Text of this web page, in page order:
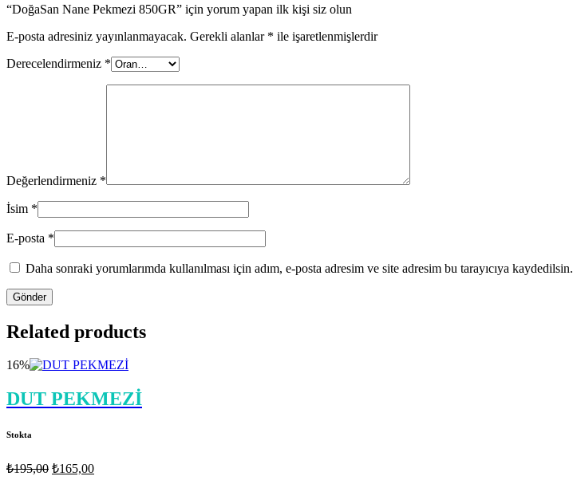
“DoğaSan Nane Pekmezi 850GR” için yorum yapan ilk kişi siz olun
E-posta adresiniz yayınlanmayacak. Gerekli alanlar * ile işaretlenmişlerdir
Derecelendirmeniz *
Değerlendirmeniz *
İsim *
E-posta *
Daha sonraki yorumlarımda kullanılması için adım, e-posta adresim ve site adresim bu tarayıcıya kaydedilsin.
Related products
16%
DUT PEKMEZİ
Stokta
₺195,00 Orijinal
₺165,00Şu